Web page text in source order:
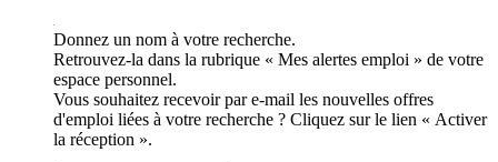
Donnez un nom à votre recherche.
Retrouvez-la dans la rubrique « Mes alertes emploi » de votre
espace personnel.
Vous souhaitez recevoir par e-mail les nouvelles offres
d'emploi liées à votre recherche ? Cliquez sur le lien « Activer
la réception ».